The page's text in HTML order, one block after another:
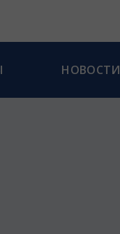
НОВОСТИ